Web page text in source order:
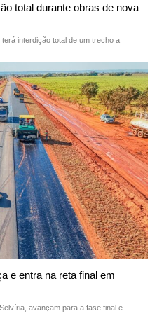
total durante obras de nova
interdição total de um trecho a
e entra na reta final em
avançam para a fase final e